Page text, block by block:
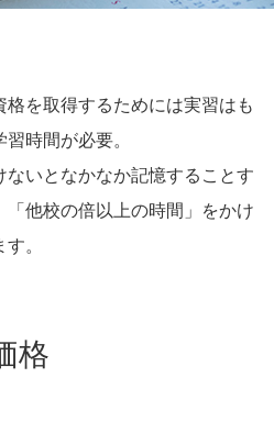
を取得するためには実習はも
時間が必要。
いとなかなか記憶することす
「他校の倍以上の時間」をかけ
。
格